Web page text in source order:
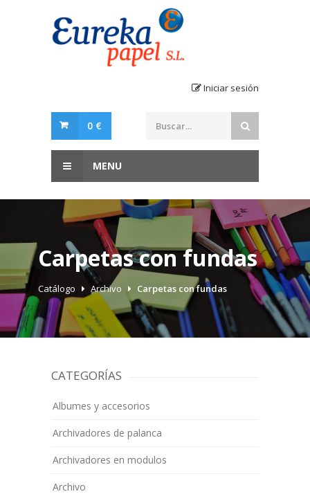
Iniciar sesión
0 €
MENU
Carpetas con fundas
Catálogo Archivo Carpetas con fundas
CATEGORÍAS
Albumes y accesorios
Archivadores de palanca
Archivadores en modulos
Archivo